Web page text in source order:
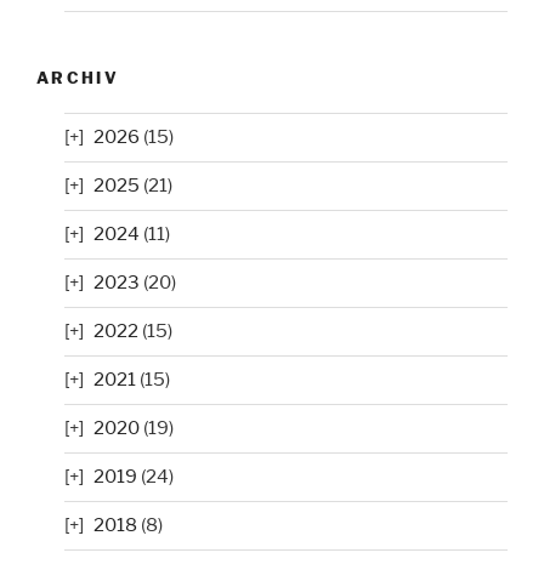
ARCHIV
2026 (15)
2025 (21)
2024 (11)
2023 (20)
2022 (15)
2021(15)
2020(19)
2019 (24)
2018 (8)